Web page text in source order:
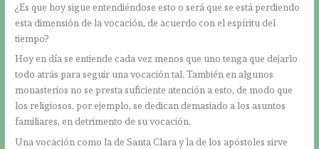
¿Es que hoy sigue entendiéndose esto o será que se está perdiendo
esta dimensión de la vocación, de acuerdo con el espíritu del
tiempo?
Hoy en día se entiende cada vez menos que uno tenga que dejarlo
todo atrás para seguir una vocación tal. También en algunos
monasterios no se presta suficiente atención a esto, de modo que
los religiosos, por ejemplo, se dedican demasiado a los asuntos
familiares, en detrimento de su vocación.
Una vocación como la de Santa Clara y la de los apóstoles sirve